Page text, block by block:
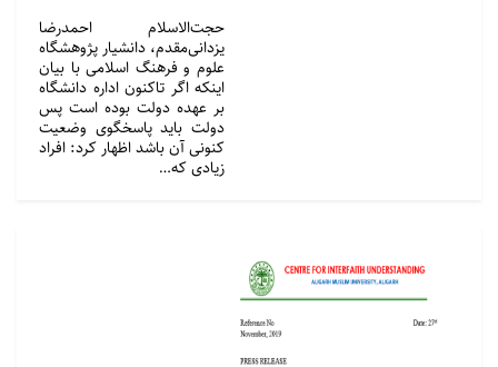
حجت‌الاسلام احمدرضا
یزدانی‌مقدم، دانشیار پژوهشگاه
علوم و فرهنگ اسلامی با بیان
اینکه اگر تاکنون اداره دانشگاه
بر عهده دولت بوده است پس
دولت باید پاسخگوی وضعیت
کنونی آن باشد اظهار کرد: افراد
زیادی که…